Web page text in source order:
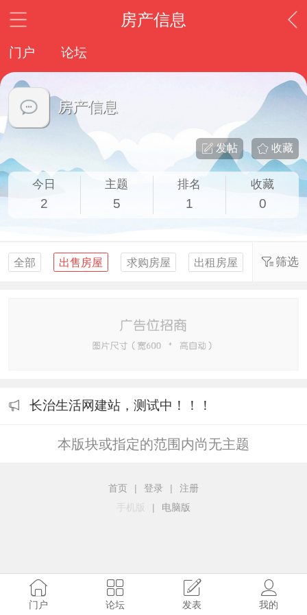
房产信息
门户 论坛
房产信息
收藏
发帖
今日
2
主题
5
排名
1
收藏
0
全部 出售房屋 求购房屋 出租房屋 求租房屋
筛选
长治生活网建站，测试中！！！
本版块或指定的范围内尚无主题
首页 | 登录 |
注册
手机版
| 电脑版
门户 论坛 发表 我的